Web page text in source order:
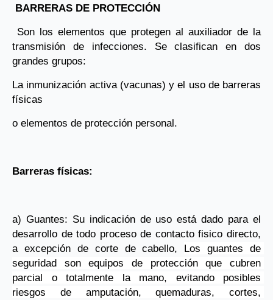
BARRERAS DE PROTECCIÓN
Son los elementos que protegen al auxiliador de la
transmisión de infecciones. Se clasifican en dos
grandes grupos:
La inmunización activa (vacunas) y el uso de barreras
físicas
o elementos de protección personal.
Barreras físicas:
a) Guantes: Su indicación de uso está dado para el
desarrollo de todo proceso de contacto fisico directo,
a excepción de corte de cabello, Los guantes de
seguridad son equipos de protección que cubren
parcial o totalmente la mano, evitando posibles
riesgos de amputación, quemaduras, cortes,